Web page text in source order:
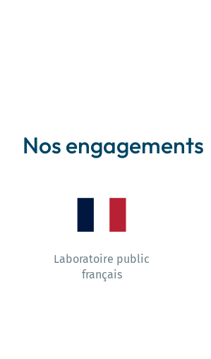
Nos engagements
Laboratoire public
français